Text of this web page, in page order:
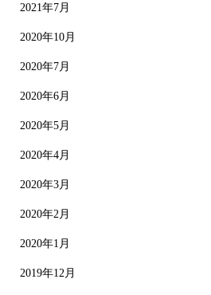
2021年7月
2020年10月
2020年7月
2020年6月
2020年5月
2020年4月
2020年3月
2020年2月
2020年1月
2019年12月